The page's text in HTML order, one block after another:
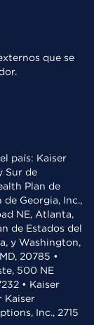
que se
país: Kaiser
Sur de
Plan de
Georgia, Inc.,
NE, Atlanta,
de Estados del
y Washington,
20785 •
500 NE
• Kaiser
Kaiser
Inc., 2715